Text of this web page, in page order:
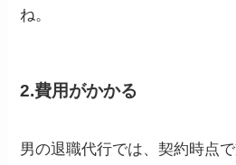
ね。
2.費用がかかる
男の退職代行では、契約時点